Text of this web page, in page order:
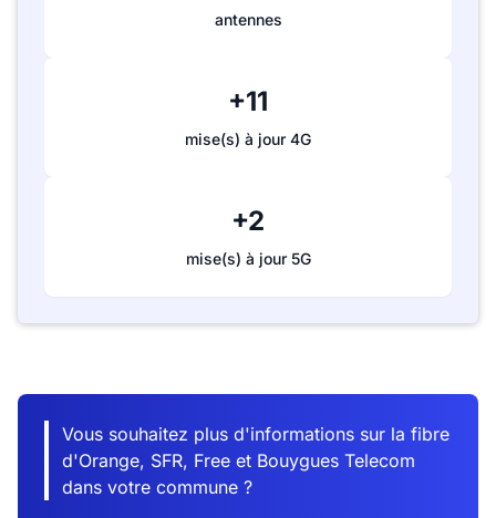
antennes
+11
mise(s) à jour 4G
+2
mise(s) à jour 5G
Vous souhaitez plus d'informations sur la fibre
d'Orange, SFR, Free et Bouygues Telecom
dans votre commune ?